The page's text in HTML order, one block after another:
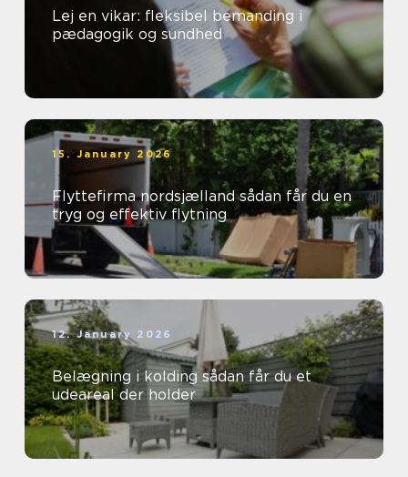
Lej en vikar: fleksibel bemanding i
pædagogik og sundhed
15. January 2026
Flyttefirma nordsjælland sådan får du en
tryg og effektiv flytning
12. January 2026
Belægning i kolding sådan får du et
udeareal der holder